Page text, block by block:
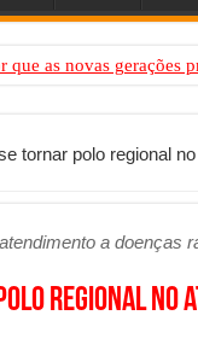
que as novas gerações
passeios e traslados
Streamings Piratas:
como Jaque Rosa
tornar polo regional
a doenças
regional no